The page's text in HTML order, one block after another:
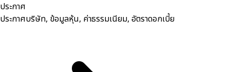
ประกาศ
ประกาศบริษัท, ข้อมูลหุ้น, ค่าธรรมเนียม, อัตราดอกเบี้ย